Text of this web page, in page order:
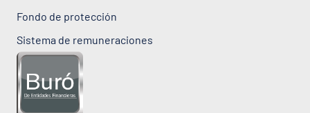
Fondo de protección
Sistema de remuneraciones